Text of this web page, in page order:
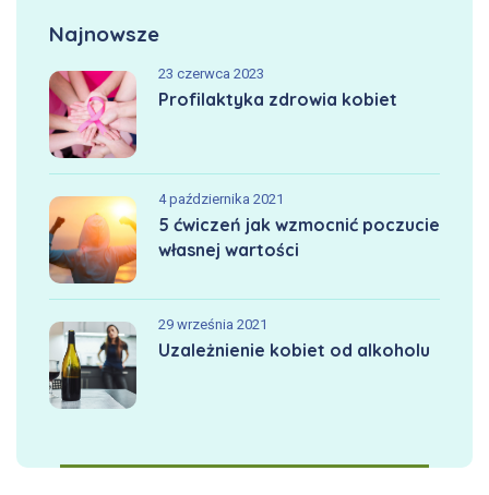
Najnowsze
23 czerwca 2023
Profilaktyka zdrowia kobiet
4 października 2021
5 ćwiczeń jak wzmocnić poczucie
własnej wartości
29 września 2021
Uzależnienie kobiet od alkoholu